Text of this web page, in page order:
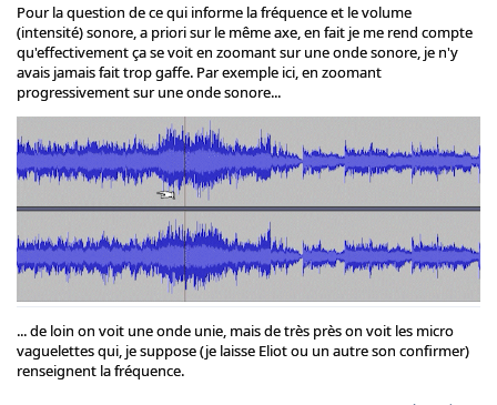
Pour la question de ce qui informe la fréquence et le volume
(intensité) sonore, a priori sur le même axe, en fait je me rend compte
qu'effectivement ça se voit en zoomant sur une onde sonore, je n'y
avais jamais fait trop gaffe. Par exemple ici, en zoomant
progressivement sur une onde sonore...
... de loin on voit une onde unie, mais de très près on voit les micro
vaguelettes qui, je suppose (je laisse Eliot ou un autre son confirmer)
renseignent la fréquence.